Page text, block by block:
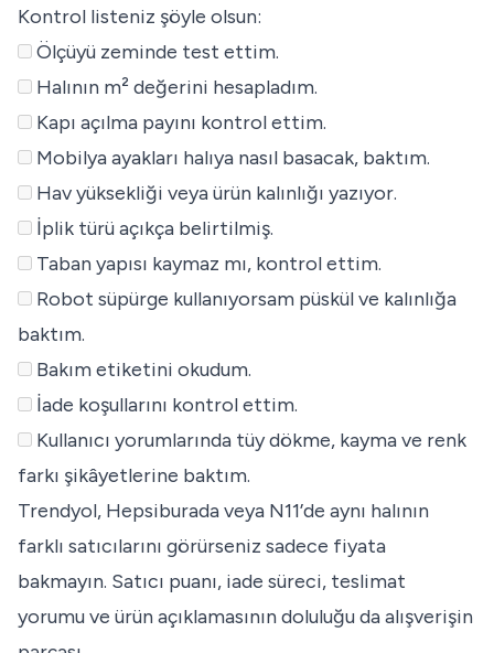
Kontrol listeniz şöyle olsun:
Ölçüyü zeminde test ettim.
Halının m² değerini hesapladım.
Kapı açılma payını kontrol ettim.
Mobilya ayakları halıya nasıl basacak, baktım.
Hav yüksekliği veya ürün kalınlığı yazıyor.
İplik türü açıkça belirtilmiş.
Taban yapısı kaymaz mı, kontrol ettim.
Robot süpürge kullanıyorsam püskül ve kalınlığa
baktım.
Bakım etiketini okudum.
İade koşullarını kontrol ettim.
Kullanıcı yorumlarında tüy dökme, kayma ve renk
farkı şikâyetlerine baktım.
Trendyol, Hepsiburada veya N11’de aynı halının
farklı satıcılarını görürseniz sadece fiyata
bakmayın. Satıcı puanı, iade süreci, teslimat
yorumu ve ürün açıklamasının doluluğu da alışverişin